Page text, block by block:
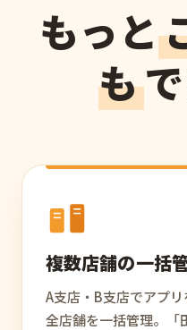
もっと
も
複数店舗の一括
A支店・B支店でアプ
全店舗を一括管理。「